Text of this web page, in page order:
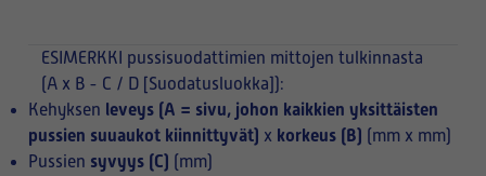
ESIMERKKI pussisuodattimien mittojen tulkinnasta
(A x B - C / D [Suodatusluokka]):
Kehyksen leveys (A = sivu, johon kaikkien yksittäisten
pussien suuaukot kiinnittyvät) x korkeus (B) (mm x mm)
Pussien syvyys (C) (mm)